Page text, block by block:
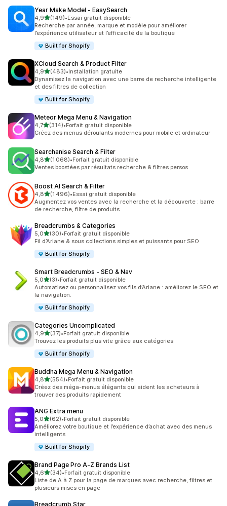
Year Make Model ‑ EasySearch
4,9étoile(s) sur 5
(149)
149 avis au total
•Essai gratuit disponible
Recherche par année, marque et modèle pour améliorer
l’expérience utilisateur et l’efficacité de la boutique
Built for Shopify
XCloud Search & Product Filter
4,9étoile(s) sur 5
(483)
483 avis au total
•Installation gratuite
Dynamisez la navigation avec une barre de recherche intelligente
et des filtres de collection
Built for Shopify
Meteor Mega Menu & Navigation
4,7étoile(s) sur 5
(314)
314 avis au total
•Forfait gratuit disponible
Créez des menus déroulants modernes pour mobile et ordinateur
Searchanise Search & Filter
4,8étoile(s) sur 5
(1 068)
1068 avis au total
•Forfait gratuit disponible
Ventes boostées par résultats recherche & filtres persos
Boost AI Search & Filter
4,8étoile(s) sur 5
(1 496)
1496 avis au total
•Essai gratuit disponible
Augmentez vos ventes avec la recherche et la découverte : barre
de recherche, filtre de produits
Breadcrumbs & Categories
5,0étoile(s) sur 5
(30)
30 avis au total
•Forfait gratuit disponible
Fil d’Ariane & sous collections simples et puissants pour SEO
Built for Shopify
Smart Breadcrumbs ‑ SEO & Nav
5,0étoile(s) sur 5
(3)
3 avis au total
•Forfait gratuit disponible
Automatisez ou personnalisez vos fils d’Ariane : améliorez le SEO et
la navigation.
Built for Shopify
Categories Uncomplicated
4,9étoile(s) sur 5
(37)
37 avis au total
•Forfait gratuit disponible
Trouvez les produits plus vite grâce aux catégories
Built for Shopify
Buddha Mega Menu & Navigation
4,8étoile(s) sur 5
(554)
554 avis au total
•Forfait gratuit disponible
Créez des méga-menus élégants qui aident les acheteurs à
trouver des produits rapidement
ANG Extra menu
5,0étoile(s) sur 5
(62)
62 avis au total
•Forfait gratuit disponible
Améliorez votre boutique et l’expérience d’achat avec des menus
intelligents
Built for Shopify
Brand Page Pro A‑Z Brands List
4,6étoile(s) sur 5
(34)
34 avis au total
•Forfait gratuit disponible
Liste de A à Z pour la page de marques avec recherche, filtres et
plusieurs mises en page
Breadcrumb Star